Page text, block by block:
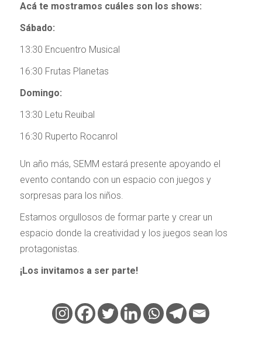
Acá te mostramos cuáles son los shows:
Sábado:
13:30 Encuentro Musical
16:30 Frutas Planetas
Domingo:
13:30 Letu Reuibal
16:30 Ruperto Rocanrol
Un año más, SEMM estará presente apoyando el
evento contando con un espacio con juegos y
sorpresas para los niños.
Estamos orgullosos de formar parte y crear un
espacio donde la creatividad y los juegos sean los
protagonistas.
¡Los invitamos a ser parte!